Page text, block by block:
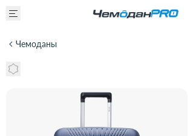
Чемоданы